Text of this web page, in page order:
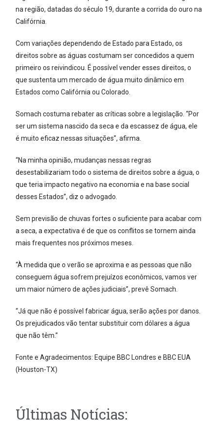
na região, datadas do século 19, durante a corrida do ouro na
Califórnia.
Com variações dependendo de Estado para Estado, os
direitos sobre as águas costumam ser concedidos a quem
primeiro os reivindicou. É possível vender esses direitos, o
que sustenta um mercado de água muito dinâmico em
Estados como Califórnia ou Colorado.
Somach costuma rebater as críticas sobre a legislação. “Por
ser um sistema nascido da seca e da escassez de água, ele
é muito eficaz nessas situações”, afirma.
“Na minha opinião, mudanças nessas regras
desestabilizariam todo o sistema de direitos sobre a água, o
que teria impacto negativo na economia e na base social
desses Estados”, diz o advogado.
Sem previsão de chuvas fortes o suficiente para acabar com
a seca, a expectativa é de que os conflitos se tornem ainda
mais frequentes nos próximos meses.
“À medida que o verão se aproxima e as pessoas que não
conseguem água sofrem prejuízos econômicos, vamos ver
um maior número de ações judiciais”, prevê Somach.
“Já que não é possível fabricar água, serão ações por danos.
Os prejudicados vão tentar substituir com dólares a água
que não têm.”
Fonte e Agradecimentos: Equipe BBC Londres e BBC EUA
(Houston-TX)
Últimas Notícias: